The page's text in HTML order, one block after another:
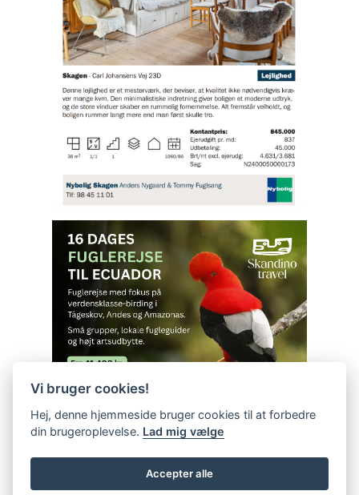
Vi bruger cookies!
Hej, denne hjemmeside bruger cookies til at forbedre
din brugeroplevelse. Lad mig vælge
Accepter alle